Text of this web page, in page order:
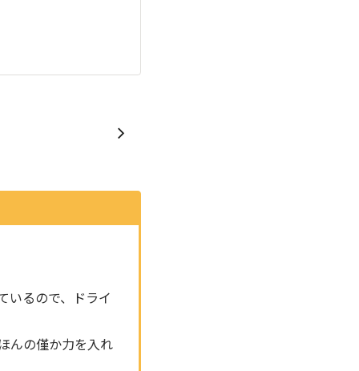
いるので、ドライ
んの僅か力を入れ